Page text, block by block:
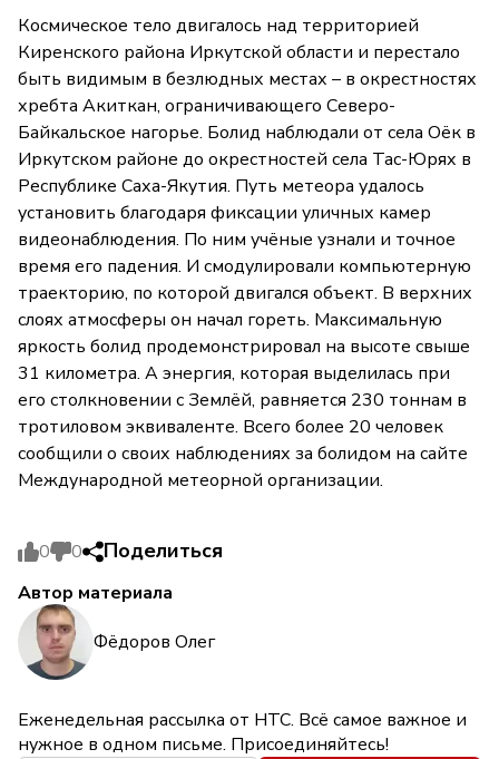
Космическое тело двигалось над территорией
Киренского района Иркутской области и перестало
быть видимым в безлюдных местах – в окрестностях
хребта Акиткан, ограничивающего Северо-
Байкальское нагорье. Болид наблюдали от села Оёк в
Иркутском районе до окрестностей села Тас-Юрях в
Республике Саха-Якутия. Путь метеора удалось
установить благодаря фиксации уличных камер
видеонаблюдения. По ним учёные узнали и точное
время его падения. И смодулировали компьютерную
траекторию, по которой двигался объект. В верхних
слоях атмосферы он начал гореть. Максимальную
яркость болид продемонстрировал на высоте свыше
31 километра. А энергия, которая выделилась при
его столкновении с Землёй, равняется 230 тоннам в
тротиловом эквиваленте. Всего более 20 человек
сообщили о своих наблюдениях за болидом на сайте
Международной метеорной организации.
0 0 Поделиться
Автор материала
Фёдоров Олег
Еженедельная рассылка от НТС. Всё самое важное и
нужное в одном письме. Присоединяйтесь!